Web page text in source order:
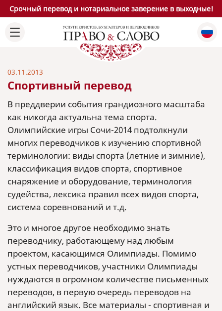
Срочный перевод и нотариальное заверение в выходные!
03.11.2013
Спортивный перевод
В преддверии события грандиозного масштаба
как никогда актуальна тема спорта.
Олимпийские игры Сочи-2014 подтолкнули
многих переводчиков к изучению спортивной
терминологии: виды спорта (летние и зимние),
классификация видов спорта, спортивное
снаряжение и оборудование, терминология
судейства, лексика правил всех видов спорта,
система соревнований и т.д.
Это и многое другое необходимо знать
переводчику, работающему над любым
проектом, касающимся Олимпиады. Помимо
устных переводчиков, участники Олимпиады
нуждаются в огромном количестве письменных
переводов, в первую очередь переводов на
английский язык. Все материалы - спортивная и